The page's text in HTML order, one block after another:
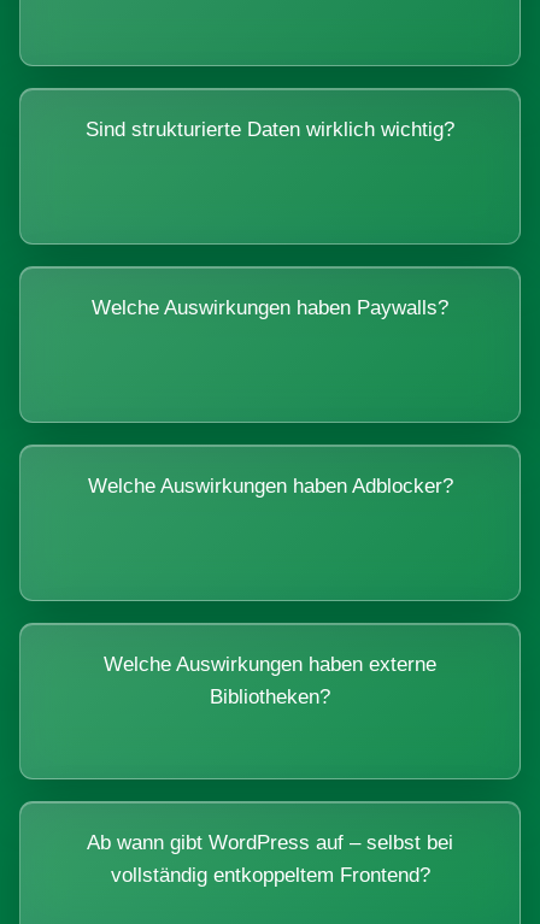
Sind strukturierte Daten wirklich wichtig?
Welche Auswirkungen haben Paywalls?
Welche Auswirkungen haben Adblocker?
Welche Auswirkungen haben externe
Bibliotheken?
Ab wann gibt WordPress auf – selbst bei
vollständig entkoppeltem Frontend?